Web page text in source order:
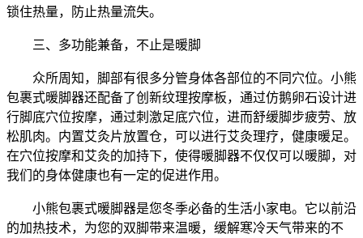
锁住热量，防止热量流失。
三、 多功能兼备，不止是暖脚
众所周知，脚部有很多分管身体各部位的不同穴位。 小熊
包裹式暖脚器还配备了创新纹理按摩板，通过仿鹅卵石设计进
行脚底穴位按摩， 通过刺激足底穴位，进而舒缓脚步疲劳、放
松肌肉。 内置艾灸片放置仓，可以进行艾灸理疗，健康暖足。
在穴位按摩和艾灸的加持下，使得暖脚器不仅仅可以暖脚，对
我们的身体健康也有一定的促进作用。
小熊包裹式暖脚器是您冬季必备的生活小家电。它以前沿
的加热技术，为您的双脚带来温暖，缓解寒冷天气带来的不